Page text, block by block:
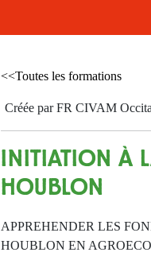
<<Toutes les formations
Créée par FR CIVAM
INITIATION À
HOUBLON
APPREHENDER LES
HOUBLON EN